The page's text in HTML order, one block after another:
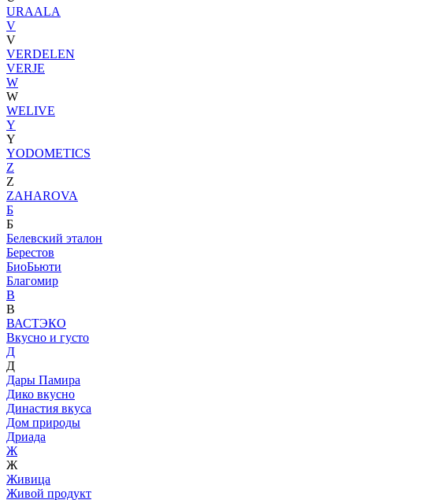
URAALA
V
V
VERDELEN
VERJE
W
W
WELIVE
Y
Y
YODOMETICS
Z
Z
ZAHAROVA
Б
Б
Белевский эталон
Берестов
БиоБьюти
Благомир
В
В
ВАСТЭКО
Вкусно и густо
Д
Д
Дары Памира
Дико вкусно
Династия вкуса
Дом природы
Дриада
Ж
Ж
Живица
Живой продукт